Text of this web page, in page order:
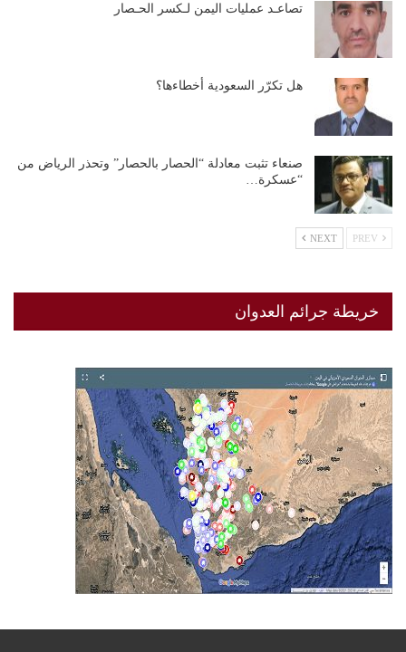
تصاعـد عمليات اليمن لـكسر الحـصار
هل تكرّر السعودية أخطاءها؟
صنعاء تثبت معادلة “الحصار بالحصار” وتحذر الرياض من
“عسكرة…
NEXT
خريطة جرائم العدوان